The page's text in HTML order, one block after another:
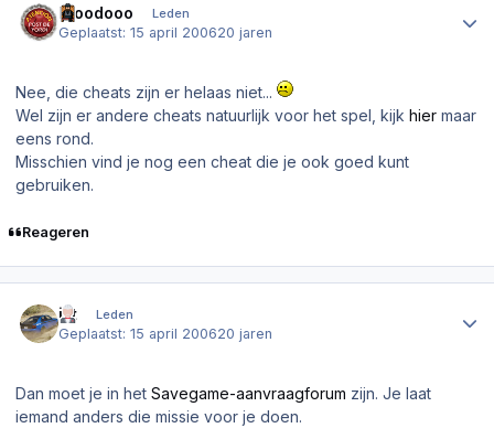
Froodooo Leden
Geplaatst:15 april 200620 jaren
Nee, die cheats zijn er helaas niet...
Wel zijn er andere cheats natuurlijk voor het spel, kijk hier maar
eens rond.
Misschien vind je nog een cheat die je ook goed kunt
gebruiken.
Reageren
ikt Leden
Geplaatst:15 april 200620 jaren
Dan moet je in het Savegame-aanvraagforum zijn. Je laat
iemand anders die missie voor je doen.